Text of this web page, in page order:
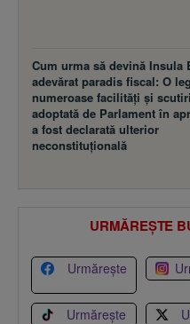
Cum urma să devină Insula
adevărat paradis fiscal: O
numeroase facilităţi şi
adoptată de Parlament în
a fost declarată ulterior
neconstituţională
URMĂREȘTE
Urmărește
Urmărește